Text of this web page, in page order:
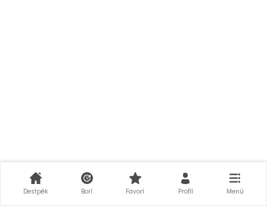
Destpêk Borî Favorî Profîl Menû